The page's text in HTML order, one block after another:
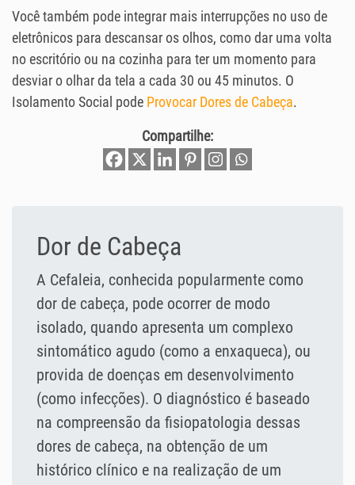
Você também pode integrar mais interrupções no uso de
eletrônicos para descansar os olhos, como dar uma volta
no escritório ou na cozinha para ter um momento para
desviar o olhar da tela a cada 30 ou 45 minutos. O
Isolamento Social pode Provocar Dores de Cabeça.
Compartilhe:
Dor de Cabeça
A Cefaleia, conhecida popularmente como
dor de cabeça, pode ocorrer de modo
isolado, quando apresenta um complexo
sintomático agudo (como a enxaqueca), ou
provida de doenças em desenvolvimento
(como infecções). O diagnóstico é baseado
na compreensão da fisiopatologia dessas
dores de cabeça, na obtenção de um
histórico clínico e na realização de um